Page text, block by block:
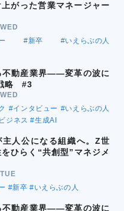
がった営業マネージャー
#新卒
#いえらぶの人
不動産業界――変革の波に
略 #3
#インタビュー #いえらぶの人
ジネス #生成AI
主人公になる組織へ。Z世
ひらく“共創型”マネジメ
#新卒 #いえらぶの人
不動産業界――変革の波に